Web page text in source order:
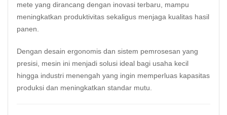
mete yang dirancang dengan inovasi terbaru, mampu
meningkatkan produktivitas sekaligus menjaga kualitas hasil
panen.
Dengan desain ergonomis dan sistem pemrosesan yang
presisi, mesin ini menjadi solusi ideal bagi usaha kecil
hingga industri menengah yang ingin memperluas kapasitas
produksi dan meningkatkan standar mutu.